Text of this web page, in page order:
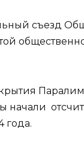
съезд
начали
года.